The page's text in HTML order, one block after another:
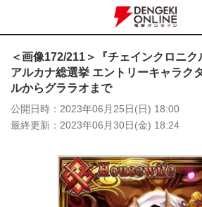
＜画像172/211＞『チェインクロニ
アルカナ総選挙 エントリーキャラク
ルからグララオまで
公開日時
2023年06月25日(日) 18:00
最終更新
2023年06月30日(金) 18:24